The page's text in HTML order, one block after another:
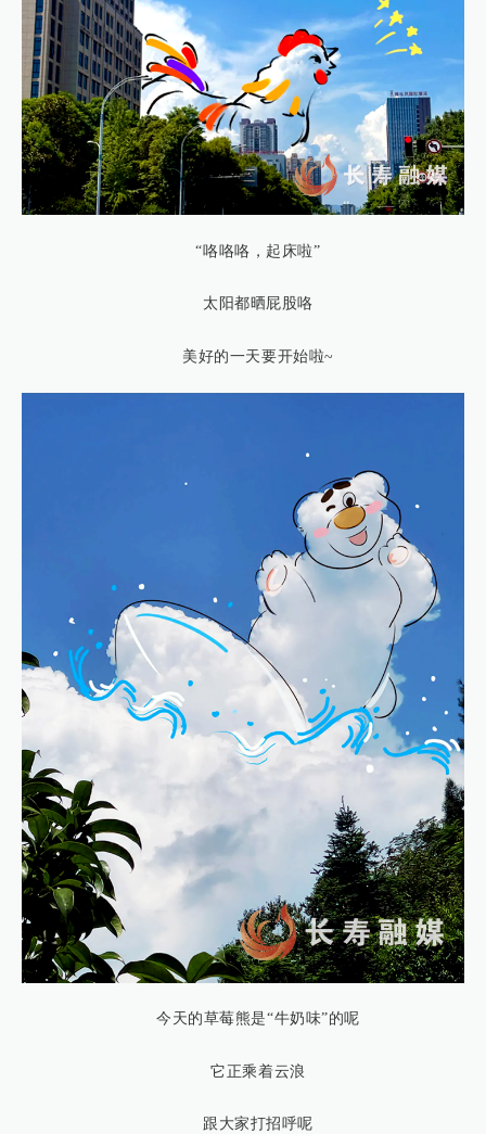
“咯咯咯，起床啦”
太阳都晒屁股咯
美好的一天要开始啦~
今天的草莓熊是“牛奶味”的呢
它正乘着云浪
跟大家打招呼呢